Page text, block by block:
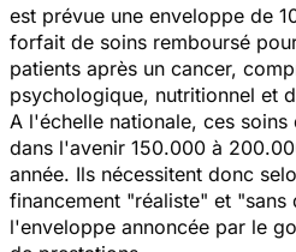
est prévue une enveloppe de
forfait de soins remboursé
patients après un cancer,
psychologique, nutritionnel et
A l'échelle nationale, ces
dans l'avenir 150.000 à
année. Ils nécessitent donc
financement "réaliste" et "sans
l'enveloppe annoncée par le